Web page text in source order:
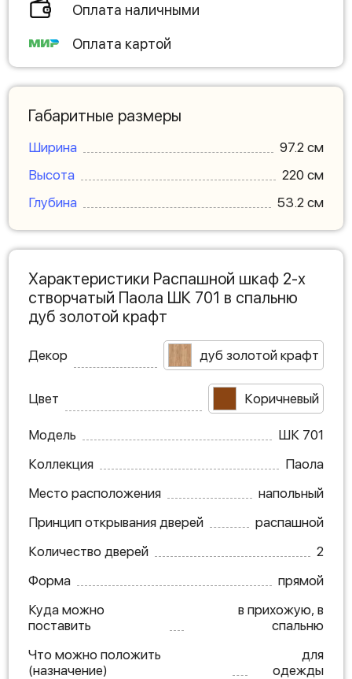
Оплата наличными
Оплата картой
Габаритные размеры
Ширина
97.2 см
Высота
220 см
Глубина
53.2 см
Характеристики Распашной шкаф 2-х
створчатый Паола ШК 701 в спальню
дуб золотой крафт
Декор дуб золотой крафт
Цвет Коричневый
Модель
ШК 701
Коллекция
Паола
Место расположения
напольный
Принцип открывания дверей
распашной
Количество дверей
2
Форма
прямой
Куда можно
поставить
в прихожую, в
спальню
Что можно положить
(назначение)
для
одежды